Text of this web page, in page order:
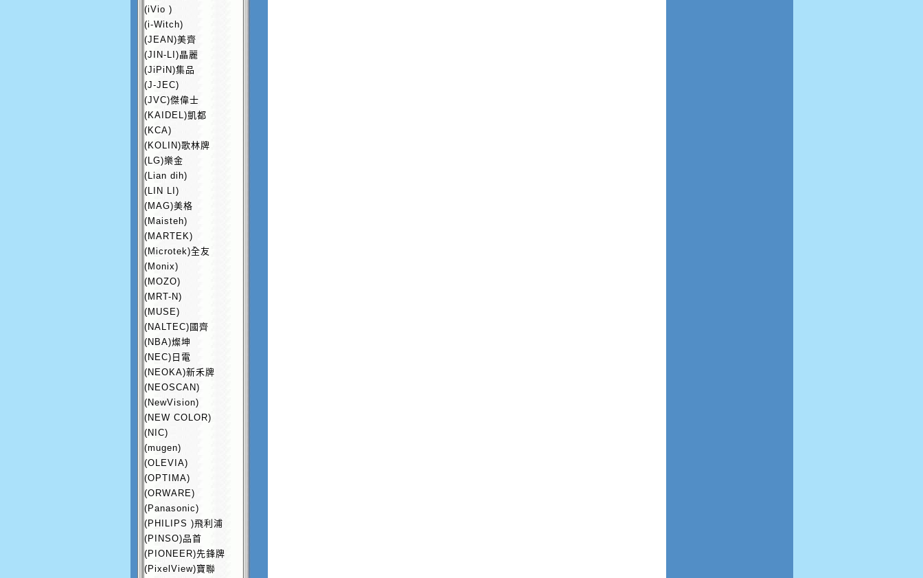
(iVio )
(i-Witch)
(JEAN)美齊
(JIN-LI)晶麗
(JiPiN)集品
(J-JEC)
(JVC)傑偉士
(KAIDEL)凱都
(KCA)
(KOLIN)歌林牌
(LG)樂金
(Lian dih)
(LIN LI)
(MAG)美格
(Maisteh)
(MARTEK)
(Microtek)全友
(Monix)
(MOZO)
(MRT-N)
(MUSE)
(NALTEC)國齊
(NBA)燦坤
(NEC)日電
(NEOKA)新禾牌
(NEOSCAN)
(NewVision)
(NEW COLOR)
(NIC)
(mugen)
(OLEVIA)
(OPTIMA)
(ORWARE)
(Panasonic)
(PHILIPS )飛利浦
(PINSO)品首
(PIONEER)先鋒牌
(PixelView)寶聯